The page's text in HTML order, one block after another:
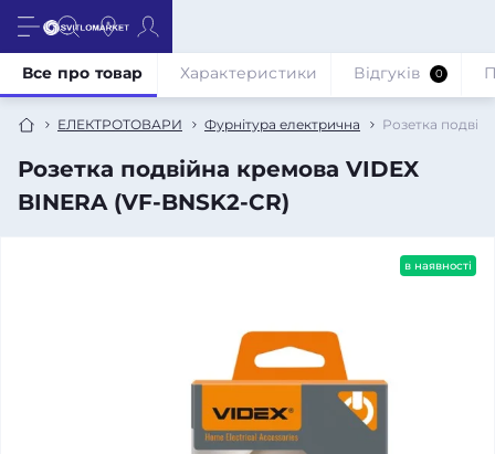
ЕЛЕКТРОТОВАРИ Фурнітура електрична Розетка
Розетка подвійна кремова VIDEX
BINERA (VF-BNSK2-CR)
Все про товар Характеристики Відгуків 0
в наявності